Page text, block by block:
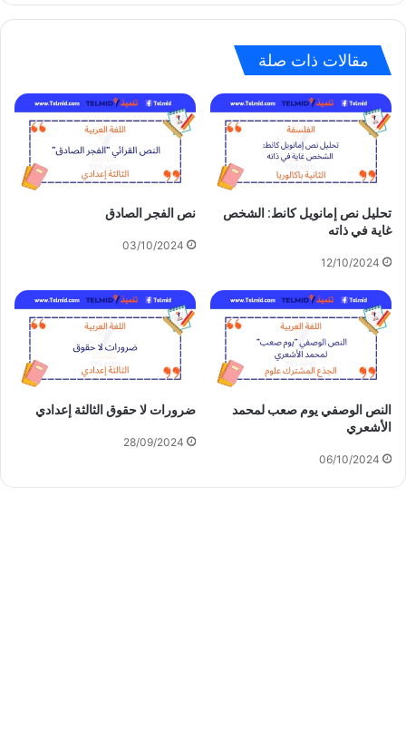
مقالات ذات صلة
تحليل نص إمانويل كانط: الشخص
غاية في ذاته
12/10/2024
نص الفجر الصادق
03/10/2024
النص الوصفي يوم صعب لمحمد
الأشعري
06/10/2024
ضرورات لا حقوق الثالثة إعدادي
28/09/2024